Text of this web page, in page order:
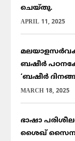
ചെയ്തു.
APRIL 11, 2025
ബഷീർ
‘ബഷീർ
MARCH 18, 2025
ഭാഷാ
ശൈഖ്